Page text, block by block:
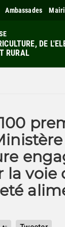
Ambassades
DE
RURAL
la voie